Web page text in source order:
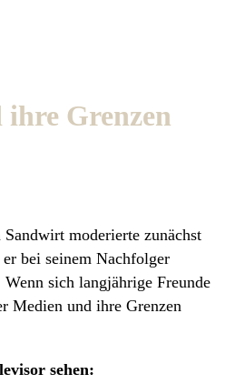
Grenzen
moderierte zunächst
bei seinem Nachfolger
sich langjährige Freunde
Medien und ihre Grenzen
sehen: